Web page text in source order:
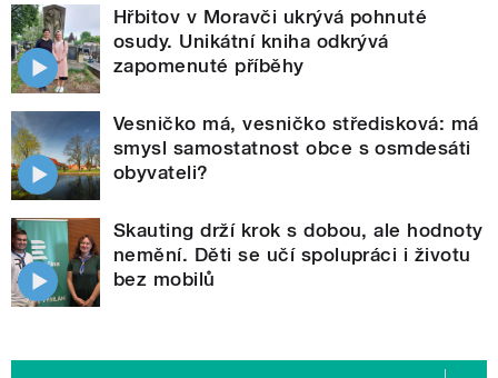
Hřbitov v Moravči ukrývá pohnuté
osudy. Unikátní kniha odkrývá
zapomenuté příběhy
Vesničko má, vesničko středisková: má
smysl samostatnost obce s osmdesáti
obyvateli?
Skauting drží krok s dobou, ale hodnoty
nemění. Děti se učí spolupráci i životu
bez mobilů